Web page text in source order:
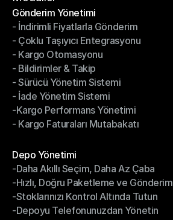
Gönderim Yönetimi
Gönderim Yönetimi
- İndirimli Fiyatlarla Gönderim
- İndirimli Fiyatlarla Gönderim
- Çoklu Taşıyıcı Entegrasyonu
- Çoklu Taşıyıcı Entegrasyonu
- Kargo Otomasyonu
- Kargo Otomasyonu
- Bildirimler & Takip
- Bildirimler & Takip
- Sürücü Yönetim Sistemi
- Sürücü Yönetim Sistemi
- İade Yönetim Sistemi
- İade Yönetim Sistemi
-Kargo Performans Yönetimi
-Kargo Performans Yönetimi
- Kargo Faturaları Mutabakatı
Depo Yönetimi
Depo Yönetimi
-Daha Akıllı Seçim, Daha Az Çaba
-Daha Akıllı Seçim, Daha Az Çaba
-Hızlı, Doğru Paketleme ve Gönderim
-Hızlı, Doğru Paketleme ve Gönderim
-Stoklarınızı Kontrol Altında Tutun
-Stoklarınızı Kontrol Altında Tutun
-Depoyu Telefonunuzdan Yönetin